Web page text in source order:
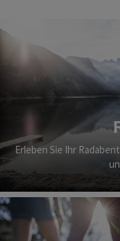
Erleben Sie Ihr